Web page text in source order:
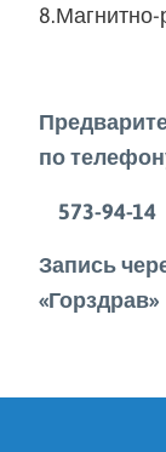
по
573-94-14
Запись